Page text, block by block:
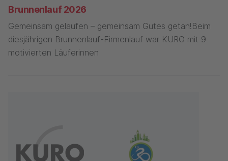
Brunnenlauf 2026
Gemeinsam gelaufen – gemeinsam Gutes getan!Beim
diesjährigen Brunnenlauf-Firmenlauf war KURO mit 9
motivierten Läuferinnen